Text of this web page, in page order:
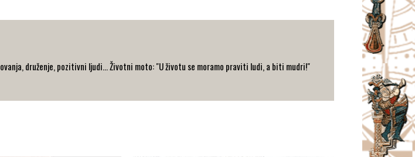
druženje, pozitivni ljudi... Životni moto: "U životu se moramo praviti ludi, a biti mudri!"